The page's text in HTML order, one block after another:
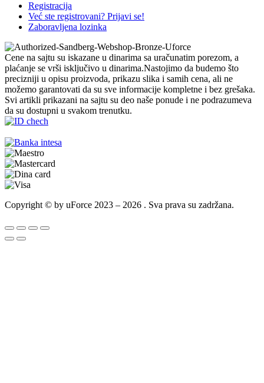
Registracija
Već ste registrovani? Prijavi se!
Zaboravljena lozinka
Cene na sajtu su iskazane u dinarima sa uračunatim porezom, a
plaćanje se vrši isključivo u dinarima.Nastojimo da budemo što
precizniji u opisu proizvoda, prikazu slika i samih cena, ali ne
možemo garantovati da su sve informacije kompletne i bez grešaka.
Svi artikli prikazani na sajtu su deo naše ponude i ne podrazumeva
da su dostupni u svakom trenutku.
Copyright © by uForce 2023 – 2026 . Sva prava su zadržana.